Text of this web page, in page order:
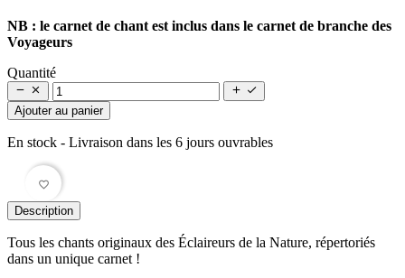
NB : le carnet de chant est inclus dans le carnet de branche des
Voyageurs
Quantité
   
Ajouter au panier
En stock - Livraison dans les 6 jours ouvrables
favorite_border
Description
Tous les chants originaux des Éclaireurs de la Nature, répertoriés
dans un unique carnet !